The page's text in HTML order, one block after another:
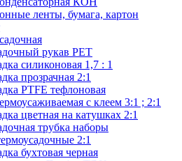
ленты, бумага, картон
рукав PET
силиконовая 1,7 : 1
прозрачная 2:1
PTFE тефлоновая
с клеем 3:1 ; 2:1
цветная на катушках 2:1
трубка наборы
2:1
бухтовая черная